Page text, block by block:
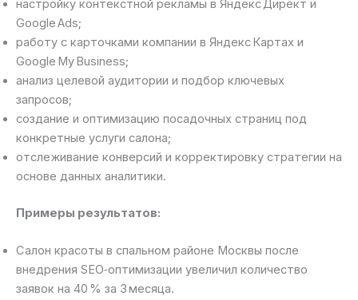
настройку контекстной рекламы в Яндекс Директ и
Google Ads;
работу с карточками компании в Яндекс Картах и
Google My Business;
анализ целевой аудитории и подбор ключевых
запросов;
создание и оптимизацию посадочных страниц под
конкретные услуги салона;
отслеживание конверсий и корректировку стратегии на
основе данных аналитики.
Примеры результатов:
Салон красоты в спальном районе Москвы после
внедрения SEO‑оптимизации увеличил количество
заявок на 40 % за 3 месяца.